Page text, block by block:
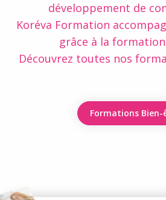
développement de
Koréva Formation
grâce à la
Découvrez toutes nos
Formations Bien-